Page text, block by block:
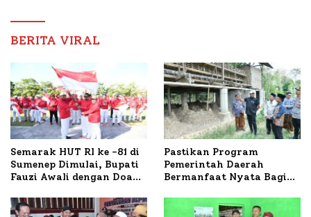
Nabil
BERITA VIRAL
Semarak HUT RI ke -81 di
Sumenep Dimulai, Bupati
Fauzi Awali dengan Doa
Terbakar
Pastikan Program
Pemerintah Daerah
Bermanfaat Nyata Bagi
Sumenep Tinjau Langsung